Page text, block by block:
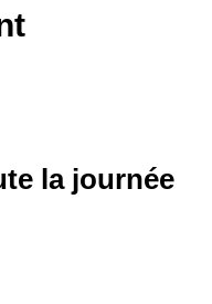
la journée